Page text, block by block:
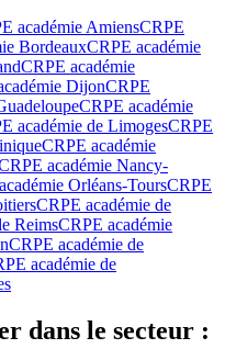
académie AmiensCRPE
BordeauxCRPE académie
CRPE académie
DijonCRPE
CRPE académie
académie de LimogesCRPE
CRPE académie
académie Nancy-
Orléans-ToursCRPE
CRPE académie de
ReimsCRPE académie
CRPE académie de
académie de
dans le secteur :